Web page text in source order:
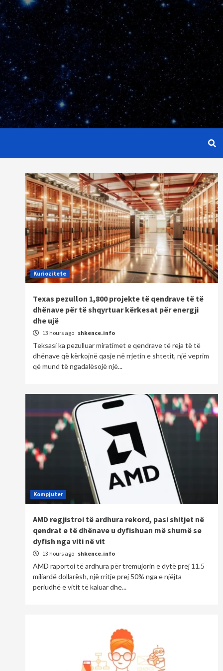
Kuriozitete
Texas pezullon 1,800 projekte të qendrave të të
dhënave për të shqyrtuar kërkesat për energji
dhe ujë
13 hours ago shkence.info
Teksasi ka pezulluar miratimet e qendrave të reja të të
dhënave që kërkojnë qasje në rrjetin e shtetit, një veprim
që mund të ngadalësojë një...
Kompjuter
AMD regjistroi të ardhura rekord, pasi shitjet në
qendrat e të dhënave u dyfishuan më shumë se
dyfish nga viti në vit
13 hours ago shkence.info
AMD raportoi të ardhura për tremujorin e dytë prej 11.5
miliardë dollarësh, një rritje prej 50% nga e njëjta
periudhë e vitit të kaluar dhe...